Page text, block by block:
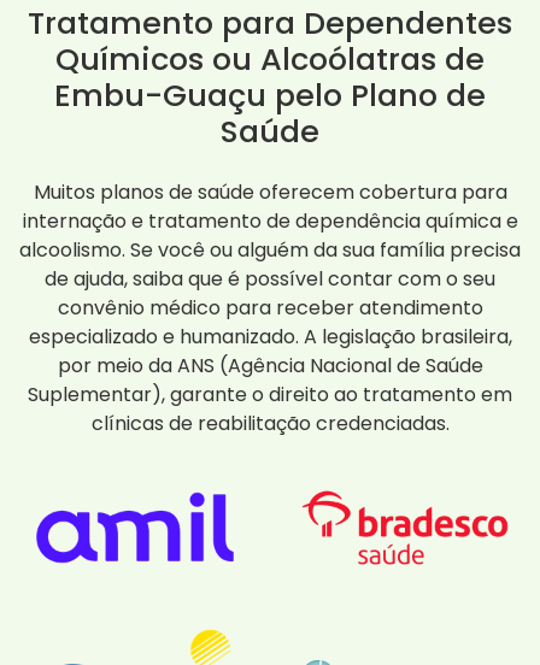
Tratamento para Dependentes
Químicos ou Alcoólatras de
Embu-Guaçu pelo Plano de
Saúde
Muitos planos de saúde oferecem cobertura para
internação e tratamento de dependência química e
alcoolismo. Se você ou alguém da sua família precisa
de ajuda, saiba que é possível contar com o seu
convênio médico para receber atendimento
especializado e humanizado. A legislação brasileira,
por meio da ANS (Agência Nacional de Saúde
Suplementar), garante o direito ao tratamento em
clínicas de reabilitação credenciadas.